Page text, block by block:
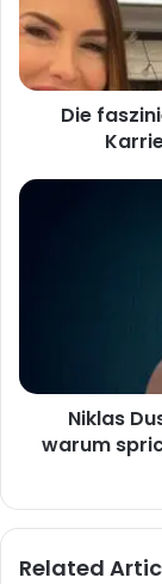
Lewe
–
Karriere,
Einfluss
Hintergrund
Die
Niklas
warum
man
Ein
Blick
Niklas
warum
Related